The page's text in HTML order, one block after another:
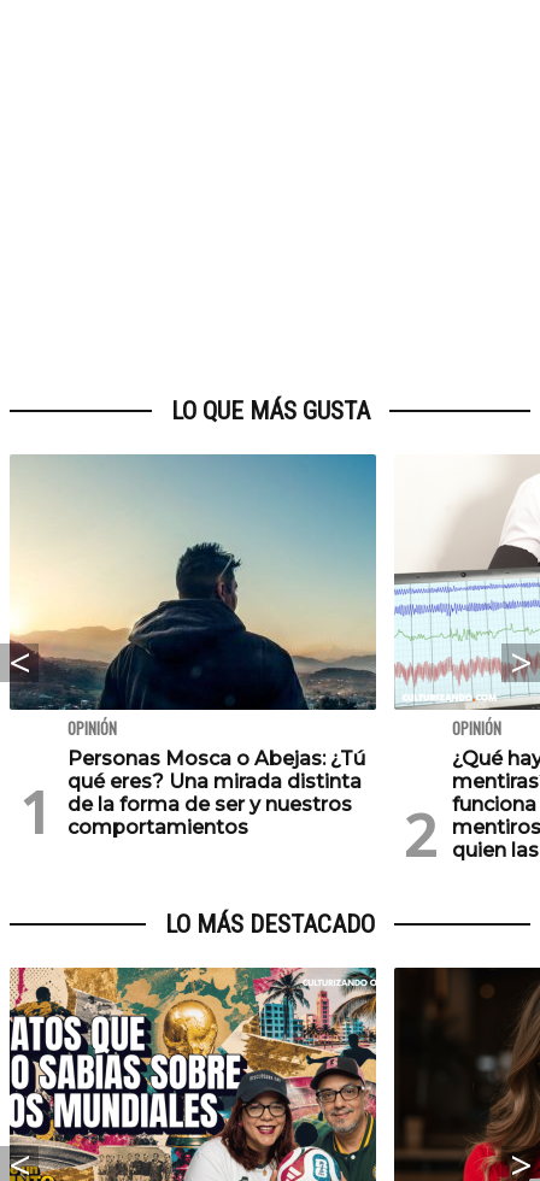
LO QUE MÁS GUSTA
OPINIÓN
Personas Mosca o Abejas: ¿Tú
qué eres? Una mirada distinta
de la forma de ser y nuestros
comportamientos
OPINIÓN
¿Qué
quien
LO MÁS DESTACADO